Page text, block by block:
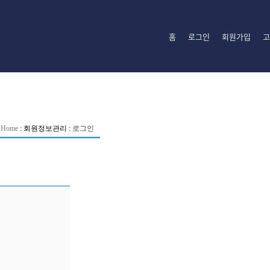
홈 로그인 회원가입
Home : 회원정보관리 : 로그인